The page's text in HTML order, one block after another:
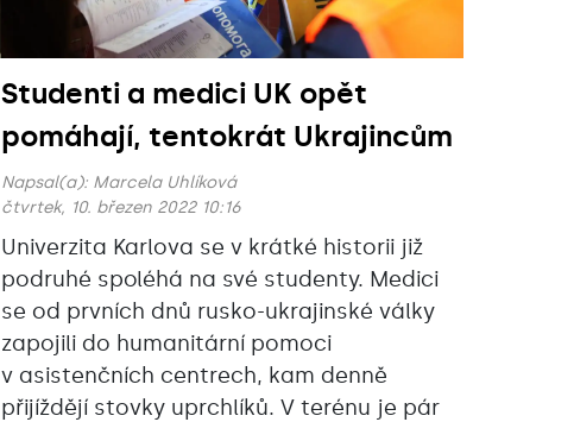
Studenti a medici UK opět
pomáhají, tentokrát Ukrajincům
Napsal(a): Marcela Uhlíková
čtvrtek, 10. březen 2022 10:16
Univerzita Karlova se v krátké historii již
podruhé spoléhá na své studenty. Medici
se od prvních dnů rusko-ukrajinské války
zapojili do humanitární pomoci
v asistenčních centrech, kam denně
přijíždějí stovky uprchlíků. V terénu je pár